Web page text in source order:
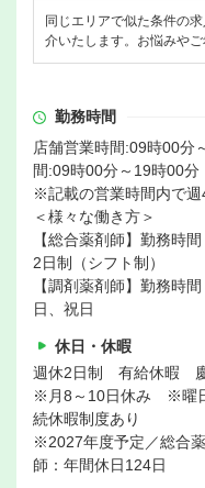
同じエリアで似た条件の
介いたします。お悩みや
勤務時間
店舗営業時間:09時00分
間:09時00分～19時00分
※記載の営業時間内で週
＜様々な働き方＞
【総合薬剤師】勤務時
2日制（シフト制）
【調剤薬剤師】勤務時
日、祝日
休日・休暇
週休2日制 有給休暇
※月8～10日休み ※曜
続休暇制度あり
※2027年度予定／総合
師：年間休日124日